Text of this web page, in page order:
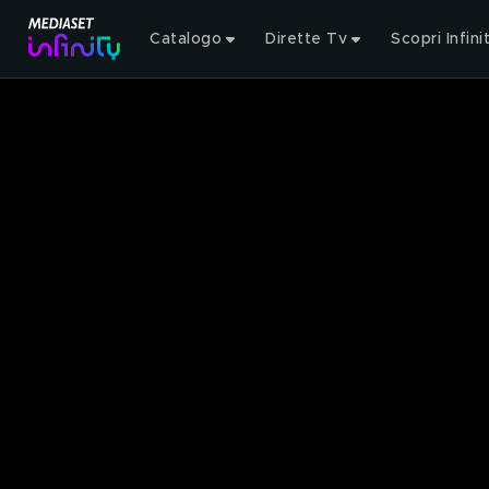
Catalogo Dirette Tv Scopri